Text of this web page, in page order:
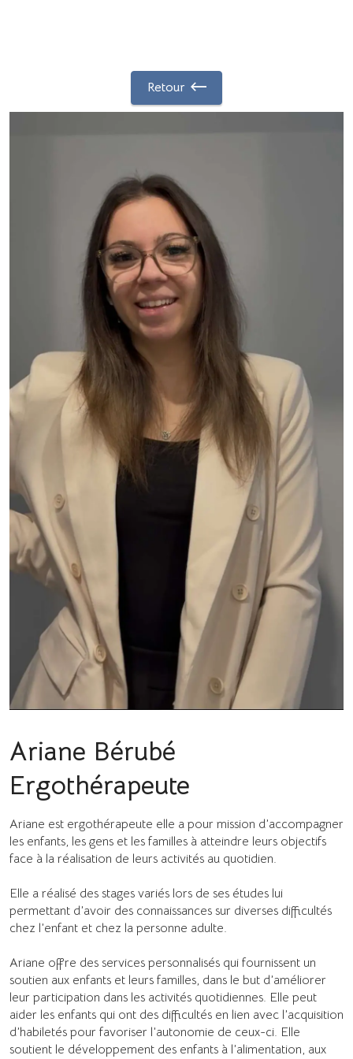
Retour
Ariane Bérubé
Ergothérapeute
Ariane est ergothérapeute elle a pour mission d’accompagner
les enfants, les gens et les familles à atteindre leurs objectifs
face à la réalisation de leurs activités au quotidien.
Elle a réalisé des stages variés lors de ses études lui
permettant d’avoir des connaissances sur diverses difficultés
chez l’enfant et chez la personne adulte.
Ariane offre des services personnalisés qui fournissent un
soutien aux enfants et leurs familles, dans le but d’améliorer
leur participation dans les activités quotidiennes. Elle peut
aider les enfants qui ont des difficultés en lien avec l’acquisition
d’habiletés pour favoriser l’autonomie de ceux-ci. Elle
soutient le développement des enfants à l’alimentation, aux